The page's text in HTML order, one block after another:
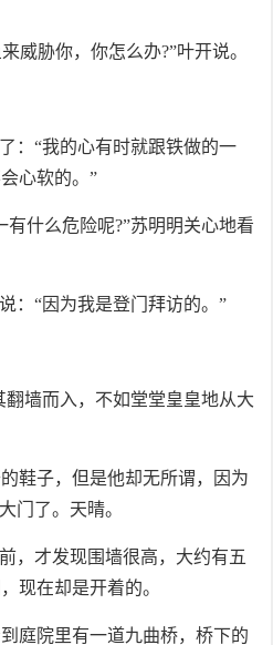
威胁你，你怎么办?”叶开说。
：“我的心有时就跟铁做的一
心软的。”
有什么危险呢?”苏明明关心地看
：“因为我是登门拜访的。”
翻墙而入，不如堂堂皇皇地从大
鞋子，但是他却无所谓，因为
门了。天晴。
，才发现围墙很高，大约有五
现在却是开着的。
庭院里有一道九曲桥，桥下的